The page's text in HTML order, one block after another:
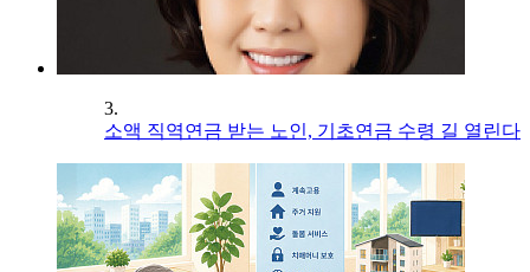
3.
소액 직역연금 받는 노인, 기초연금 수령 길 열린다